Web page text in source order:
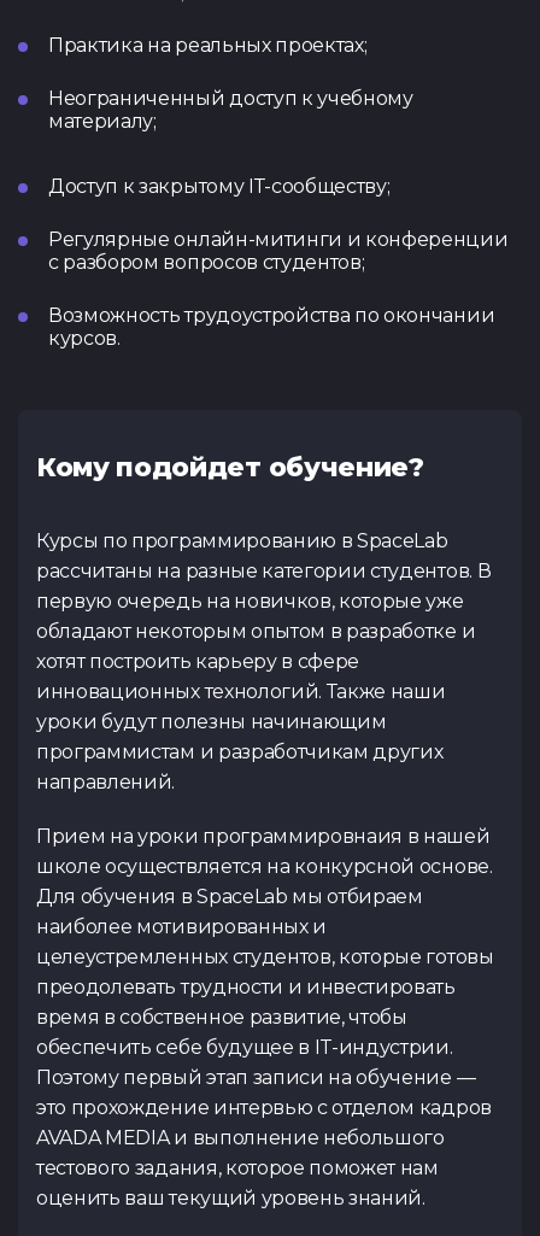
Практика на реальных проектах;
Неограниченный доступ к учебному
материалу;
Доступ к закрытому ІТ-сообществу;
Регулярные онлайн-митинги и конференции
с разбором вопросов студентов;
Возможность трудоустройства по окончании
курсов.
Кому подойдет обучение?
Курсы по программированию в SpaceLab
рассчитаны на разные категории студентов. В
первую очередь на новичков, которые уже
обладают некоторым опытом в разработке и
хотят построить карьеру в сфере
инновационных технологий. Также наши
уроки будут полезны начинающим
программистам и разработчикам других
направлений.
Прием на уроки программировнаия в нашей
школе осуществляется на конкурсной основе.
Для обучения в SpaceLab мы отбираем
наиболее мотивированных и
целеустремленных студентов, которые готовы
преодолевать трудности и инвестировать
время в собственное развитие, чтобы
обеспечить себе будущее в IT-индустрии.
Поэтому первый этап записи на обучение —
это прохождение интервью с отделом кадров
AVADA MEDIA и выполнение небольшого
тестового задания, которое поможет нам
оценить ваш текущий уровень знаний.